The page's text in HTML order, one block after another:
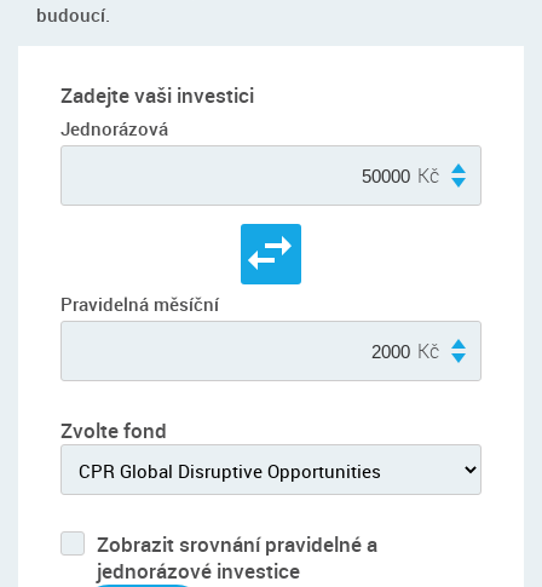
budoucí.
Zadejte vaši investici
Jednorázová
Kč
Pravidelná měsíční
Kč
Zvolte fond
Zobrazit srovnání pravidelné a
jednorázové investice